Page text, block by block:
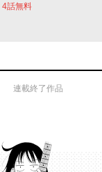
4話無料
連載終了作品